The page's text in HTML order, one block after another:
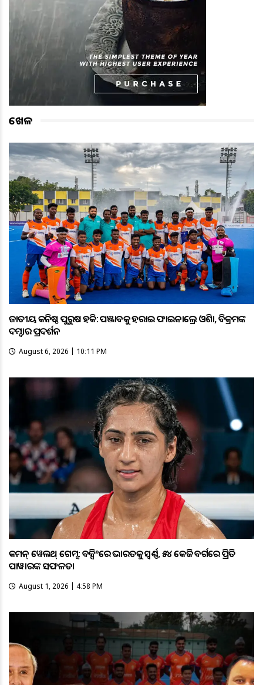
ଖେଳ
ଜାତୀୟ କନିଷ୍ଠ ପୁରୁଷ ହକି: ପଞ୍ଜାବକୁ ହରାଇ ଫାଇନାଲ୍ରେ ଓଡ଼ିଶା, ବିକ୍ରମଙ୍କ
ଦମ୍ଦାର ପ୍ରଦର୍ଶନ
August 6, 2026 | 10:11 PM
କମନ୍ ୱେଲଥ୍ ଗେମ୍ସ: ବକ୍ସିଂରେ ଭାରତକୁ ସ୍ବର୍ଣ୍ଣ, ୫୪ କେଜି ବର୍ଗରେ ପ୍ରିତି
ପାୱାରଙ୍କ ସଫଳତା
August 1, 2026 | 4:58 PM